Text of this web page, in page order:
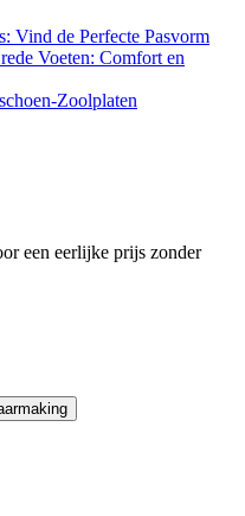
Vind de Perfecte Pasvorm
Voeten: Comfort en
Zoolplaten
een eerlijke prijs zonder